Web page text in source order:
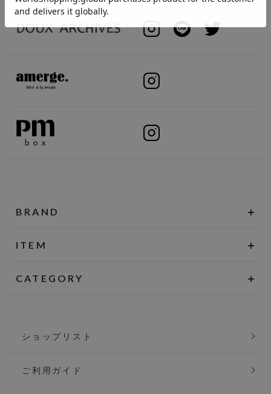
BRAND
ITEM
CATEGORY
ショップリスト
ご利用ガイド